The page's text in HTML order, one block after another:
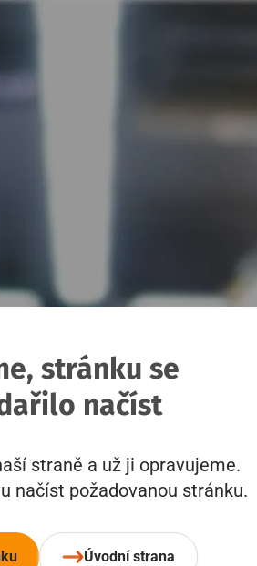
stránku se
načíst
straně a už ji opravujeme.
načíst požadovanou stránku.
Úvodní strana